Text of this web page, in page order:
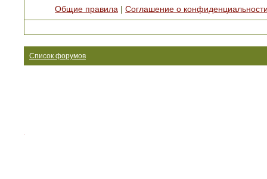
Общие правила
Соглашение о
Список форумов